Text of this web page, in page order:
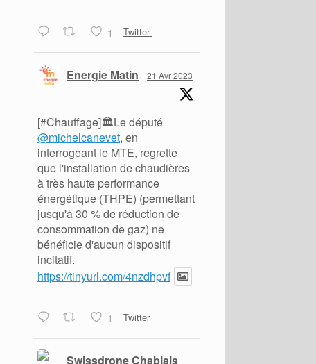
1 Twitter
Energie Matin 21 Avr 2023
[#Chauffage]🏛️Le député
@michelcanevet, en
interrogeant le MTE, regrette
que l'installation de chaudières
à très haute performance
énergétique (THPE) (permettant
jusqu'à 30 % de réduction de
consommation de gaz) ne
bénéficie d'aucun dispositif
incitatif.
https://tinyurl.com/4nzdhpvf
1 Twitter
Swissdrone Chablais